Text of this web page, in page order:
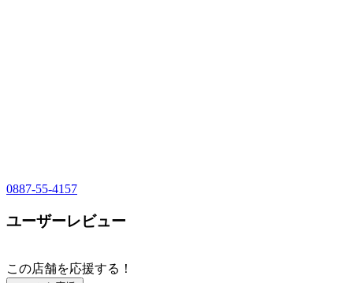
0887-55-4157
ユーザーレビュー
この店舗を応援する！